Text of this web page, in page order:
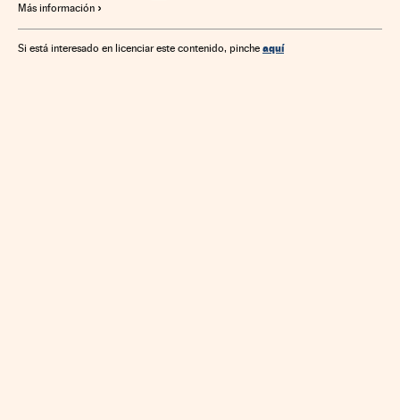
Más información
Si está interesado en licenciar este contenido, pinche aquí